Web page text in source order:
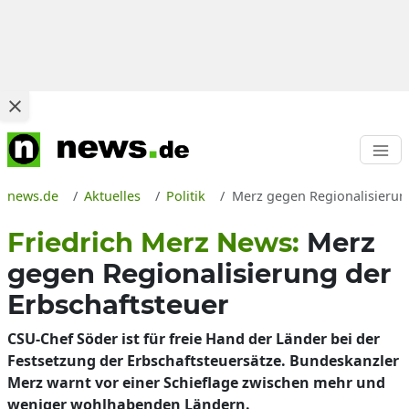
news.de Aktuelles Politik Merz gegen
Friedrich Merz News: Merz
gegen Regionalisierung der
Erbschaftsteuer
CSU-Chef Söder ist für freie Hand der Länder bei der
Festsetzung der Erbschaftsteuersätze. Bundeskanzler
Merz warnt vor einer Schieflage zwischen mehr und
weniger wohlhabenden Ländern.